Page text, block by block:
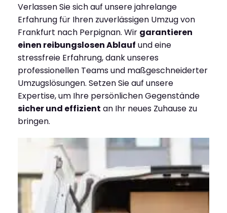
Verlassen Sie sich auf unsere jahrelange
Erfahrung für Ihren zuverlässigen Umzug von
Frankfurt nach Perpignan. Wir garantieren
einen reibungslosen Ablauf und eine
stressfreie Erfahrung, dank unseres
professionellen Teams und maßgeschneiderter
Umzugslösungen. Setzen Sie auf unsere
Expertise, um Ihre persönlichen Gegenstände
sicher und effizient an Ihr neues Zuhause zu
bringen.